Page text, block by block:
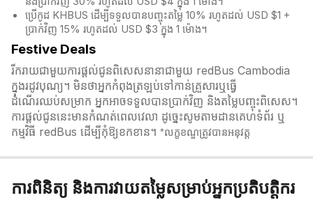
ប្រើកូដ KHBUS ដើម្បីទទួលបានបញ្ចុះតម្លៃ 10% រហូតដល់ USD $1 +
ប្រាក់វិញ 15% រហូតដល់ USD $3 ក្នុង 1 ម៉ោង។
Festive Deals
រីករាយជាមួយការផ្តល់ជូនពិសេសនានាជាមួយ redBus Cambodia
ក្នុងរដូវបុណ្យ។ មិនថាអ្នកកំពុងត្រឡប់ទៅកាន់គ្រួសារឬធ្វើ
ដំណើរឈប់សម្រាក អ្នកអាចទទួលបានប្រាក់វិញ និងតម្លៃបញ្ចុះពិសេស។
ការផ្តល់ជូននេះមានកំណត់ពេលវេលា ដូច្នេះសូមតាមដានគេហទំព័រ ឬ
កម្មវិធី redBus ដើម្បីកុំឱ្យខកខាន។ *លក្ខខណ្ឌត្រូវបានអនុវត្ត
ការពិនិត្យ និងការវាយតម្លៃសម្រាប់អ្នកប្រតិបត្តិករ